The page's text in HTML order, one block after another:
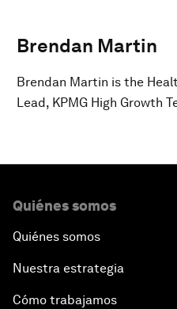
Brendan Martin
Brendan Martin is the
Lead, KPMG High Growth
Quiénes somos
Quiénes somos
Nuestra estrategia
Cómo trabajamos